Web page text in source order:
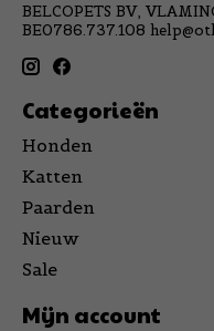
BELCOPETS BV,
BE0786.737.108
Categorieën
Honden
Katten
Paarden
Nieuw
Sale
Mijn account